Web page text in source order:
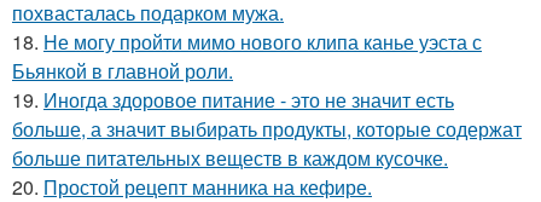
похвасталась подарком мужа.
18. Не могу пройти мимо нового клипа канье уэста с
Бьянкой в главной роли.
19. Иногда здоровое питание - это не значит есть
больше, а значит выбирать продукты, которые содержат
больше питательных веществ в каждом кусочке.
20. Простой рецепт манника на кефире.